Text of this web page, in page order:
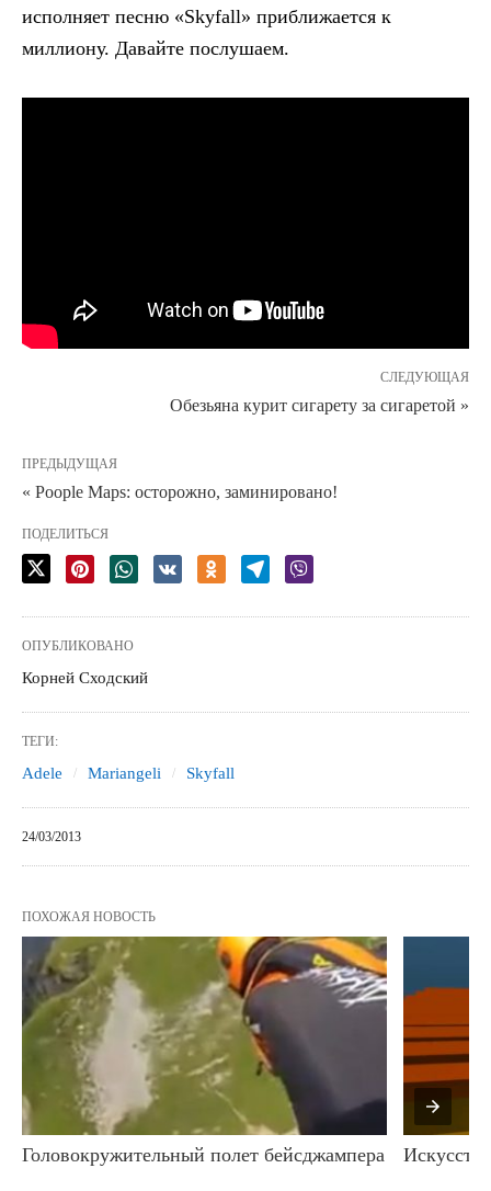
исполняет песню «Skyfall» приближается к
миллиону. Давайте послушаем.
СЛЕДУЮЩАЯ
Обезьяна курит сигарету за сигаретой »
ПРЕДЫДУЩАЯ
« Poople Maps: осторожно, заминировано!
ПОДЕЛИТЬСЯ
ОПУБЛИКОВАНО
Корней Сходский
ТЕГИ:
Adele Mariangeli Skyfall
24/03/2013
ПОХОЖАЯ НОВОСТЬ
Головокружительный полет бейсджампера